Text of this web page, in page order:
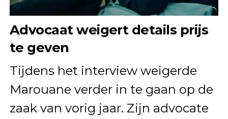
Advocaat weigert details prijs
te geven
Tijdens het interview weigerde
Marouane verder in te gaan op de
zaak van vorig jaar. Zijn advocate